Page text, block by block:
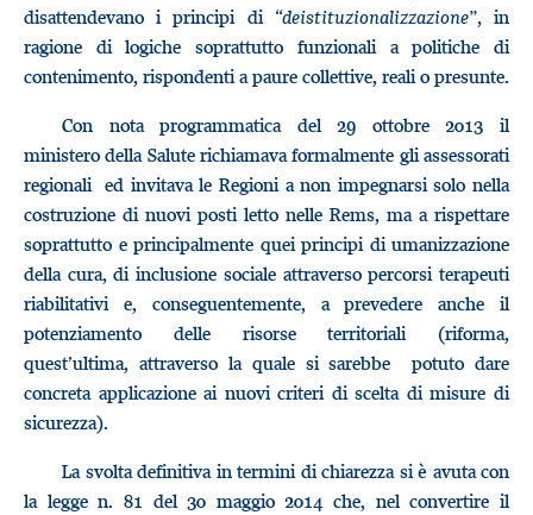
disattendevano i principi di “deistituzionalizzazione”,in
ragione di logiche soprattutto funzionali a politiche di
contenimento, rispondenti a paure collettive, reali o presunte.
Con nota programmatica del 29 ottobre 2013 il
ministero della Salute richiamava formalmente gli assessorati
regionali ed invitava le Regioni a non impegnarsi solo nella
costruzione di nuovi posti letto nelle Rems, ma a rispettare
soprattutto e principalmente quei principi di umanizzazione
della cura, di inclusione sociale attraverso percorsi terapeuti
riabilitativi e, conseguentemente, a prevedere anche il
potenziamento delle risorse territoriali (riforma,
quest’ultima, attraverso la quale si sarebbe potuto dare
concreta applicazione ai nuovi criteri di scelta di misure di
sicurezza).
La svolta definitiva in termini di chiarezza si è avuta con
la legge n. 81 del 30 maggio 2014 che, nel convertire il